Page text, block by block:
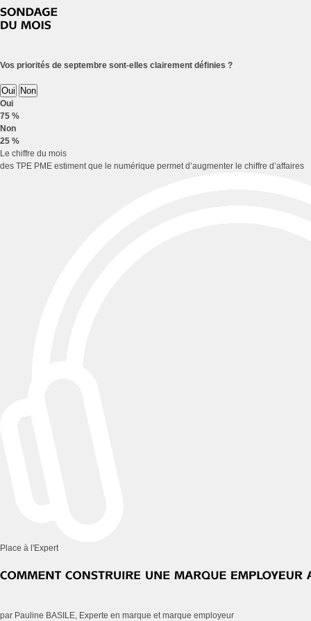
Vos priorités de septembre sont-elles clairement définies ?
Oui Non
Oui
75 %
Non
25 %
Le chiffre du mois
des TPE PME estiment que le numérique permet d’augmenter le chiffre d’affaires
Place à l'Expert
par Pauline BASILE, Experte en marque et marque employeur